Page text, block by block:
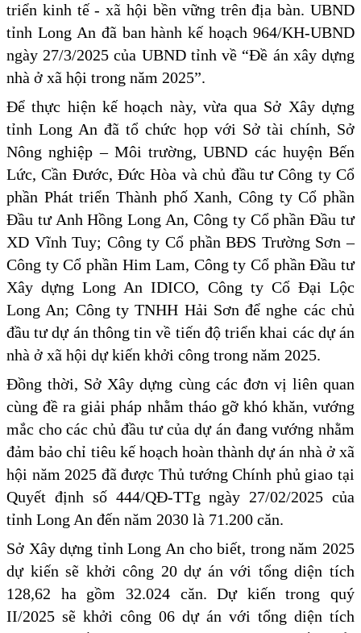
triển kinh tế - xã hội bền vững trên địa bàn. UBND
tỉnh Long An đã ban hành kế hoạch 964/KH-UBND
ngày 27/3/2025 của UBND tỉnh về “Đề án xây dựng
nhà ở xã hội trong năm 2025”.
Để thực hiện kế hoạch này, vừa qua Sở Xây dựng
tỉnh Long An đã tổ chức họp với Sở tài chính, Sở
Nông nghiệp – Môi trường, UBND các huyện Bến
Lức, Cần Đước, Đức Hòa và chủ đầu tư Công ty Cổ
phần Phát triển Thành phố Xanh, Công ty Cổ phần
Đầu tư Anh Hồng Long An, Công ty Cổ phần Đầu tư
XD Vĩnh Tuy; Công ty Cổ phần BĐS Trường Sơn –
Công ty Cổ phần Him Lam, Công ty Cổ phần Đầu tư
Xây dựng Long An IDICO, Công ty Cổ Đại Lộc
Long An; Công ty TNHH Hải Sơn để nghe các chủ
đầu tư dự án thông tin về tiến độ triển khai các dự án
nhà ở xã hội dự kiến khởi công trong năm 2025.
Đồng thời, Sở Xây dựng cùng các đơn vị liên quan
cùng đề ra giải pháp nhằm tháo gỡ khó khăn, vướng
mắc cho các chủ đầu tư của dự án đang vướng nhằm
đảm bảo chỉ tiêu kế hoạch hoàn thành dự án nhà ở xã
hội năm 2025 đã được Thủ tướng Chính phủ giao tại
Quyết định số 444/QĐ-TTg ngày 27/02/2025 của
tỉnh Long An đến năm 2030 là 71.200 căn.
Sở Xây dựng tỉnh Long An cho biết, trong năm 2025
dự kiến sẽ khởi công 20 dự án với tổng diện tích
128,62 ha gồm 32.024 căn. Dự kiến trong quý
II/2025 sẽ khởi công 06 dự án với tổng diện tích